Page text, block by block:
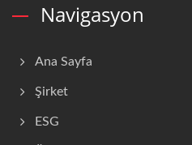
Navigasyon
Ana Sayfa
Şirket
ESG